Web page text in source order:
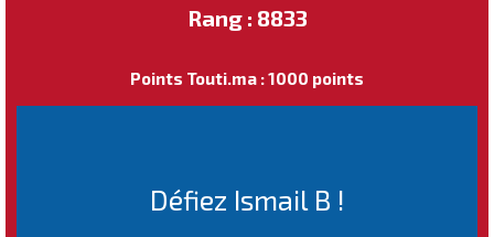
Rang : 8833
Points Touti.ma : 1000 points
Défiez Ismail B !